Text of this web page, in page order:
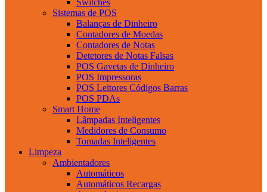
Sistemas de POS
Balanças de Dinheiro
Contadores de Moedas
Contadores de Notas
Detetores de Notas Falsas
POS Gavetas de Dinheiro
POS Impressoras
POS Leitores Códigos Barras
POS PDAs
Smart Home
Lâmpadas Inteligentes
Medidores de Consumo
Tomadas Inteligentes
Limpeza
Ambientadores
Automáticos
Automáticos Recargas